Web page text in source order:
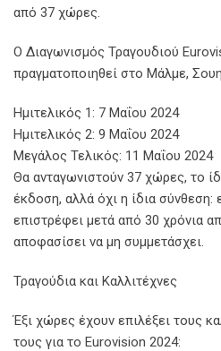
από 37 χώρες.
Ο Διαγωνισμός Τραγουδιού
πραγματοποιηθεί στο Μάλμε,
Ημιτελικός 1: 7 Μαΐου 2024
Ημιτελικός 2: 9 Μαΐου 2024
Μεγάλος Τελικός: 11 Μαΐου 2024
Θα ανταγωνιστούν 37 χώρες, το
έκδοση, αλλά όχι η ίδια
επιστρέφει μετά από 30 χρόνια
αποφασίσει να μη συμμετάσχει.
Τραγούδια και Καλλιτέχνες
Έξι χώρες έχουν επιλέξει τους
τους για το Eurovision 2024: